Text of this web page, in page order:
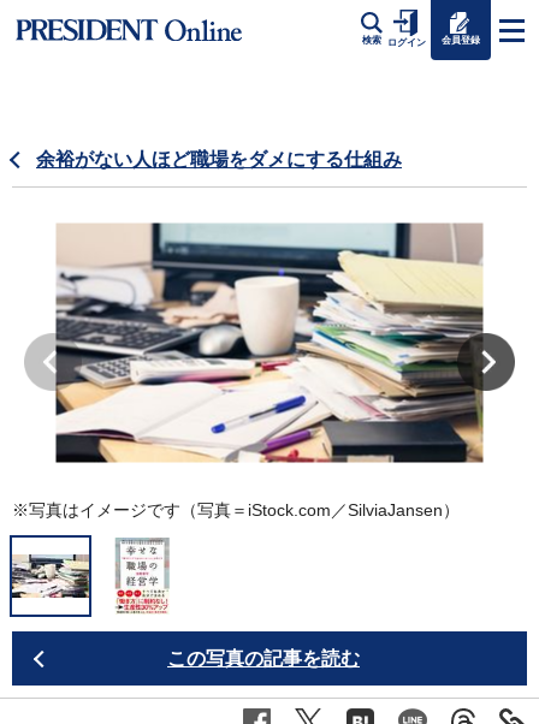
検索 ログイン 会員登録
余裕がない人ほど職場をダメにする仕組み
※写真はイメージです（写真＝iStock.com／SilviaJansen）
この写真の記事を読む